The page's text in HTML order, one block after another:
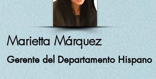
Marietta Márquez
Gerente del Departamento Hispano